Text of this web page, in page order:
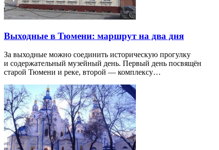
Выходные в Тюмени: маршрут на два дня
За выходные можно соединить историческую прогулку
и содержательный музейный день. Первый день посвящён
старой Тюмени и реке, второй — комплексу…